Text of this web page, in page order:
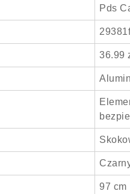
Pds
36.99
97 cm